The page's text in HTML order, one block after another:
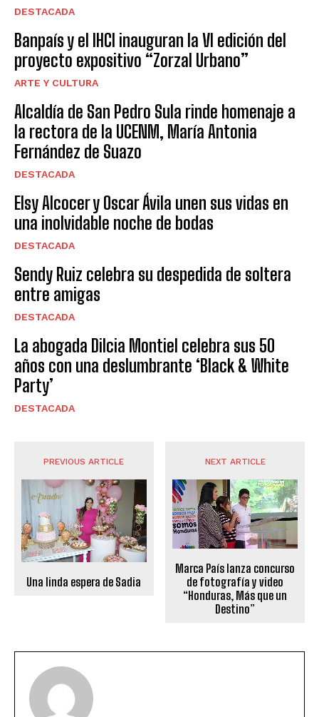
DESTACADA
Banpaís y el IHCI inauguran la VI edición del
proyecto expositivo “Zorzal Urbano”
ARTE Y CULTURA
Alcaldía de San Pedro Sula rinde homenaje a
la rectora de la UCENM, María Antonia
Fernández de Suazo
DESTACADA
Elsy Alcocer y Oscar Ávila unen sus vidas en
una inolvidable noche de bodas
DESTACADA
Sendy Ruiz celebra su despedida de soltera
entre amigas
DESTACADA
La abogada Dilcia Montiel celebra sus 50
años con una deslumbrante ‘Black & White
Party’
DESTACADA
PREVIOUS ARTICLE
Una linda espera de Sadia
NEXT ARTICLE
Marca País lanza concurso
de fotografía y video
“Honduras, Más que un
Destino”